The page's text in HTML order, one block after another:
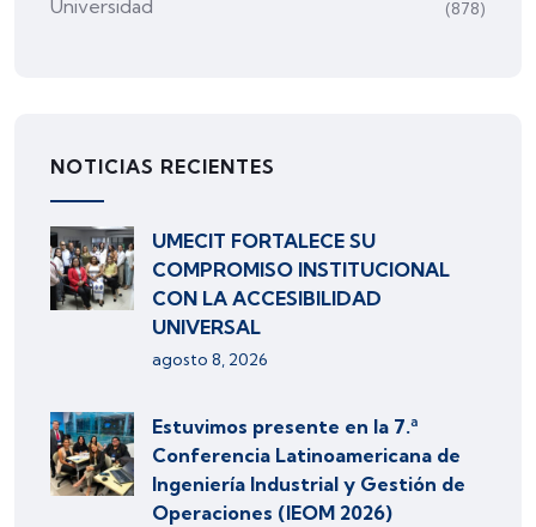
Universidad (878)
NOTICIAS RECIENTES
UMECIT FORTALECE SU
COMPROMISO INSTITUCIONAL
CON LA ACCESIBILIDAD
UNIVERSAL
agosto 8, 2026
Estuvimos presente en la 7.ª
Conferencia Latinoamericana de
Ingeniería Industrial y Gestión de
Operaciones (IEOM 2026)